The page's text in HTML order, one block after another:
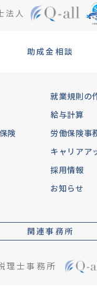
法人
助成金相談
就業規則の
給与計算
険
労働保険事
キャリアア
採用情報
お知らせ
関連事務所
理士事務所